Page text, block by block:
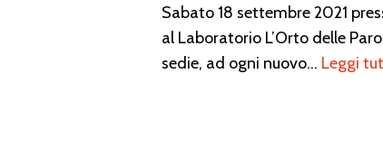
Sabato 18 settembre 2021
al Laboratorio L’Orto delle
sedie, ad ogni nuovo… Leggi